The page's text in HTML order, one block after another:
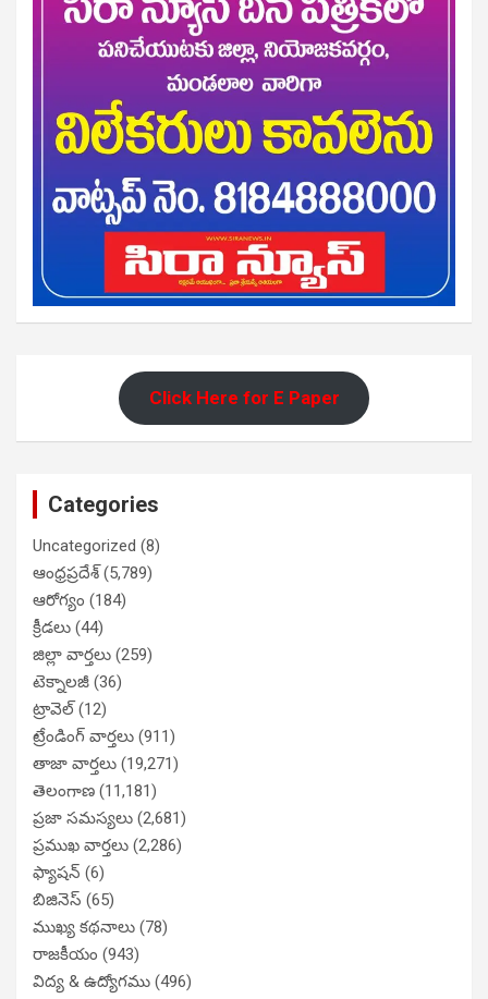
Click Here for E Paper
Categories
Uncategorized (8)
ఆంధ్రప్రదేశ్(5,789)
ఆరోగ్యం (184)
క్రీడలు (44)
జిల్లా వార్తలు (259)
టెక్నాలజీ (36)
ట్రావెల్(12)
ట్రేండింగ్ వార్తలు (911)
తాజా వార్తలు (19,271)
తెలంగాణ (11,181)
ప్రజా సమస్యలు (2,681)
ప్రముఖ వార్తలు (2,286)
ఫ్యాషన్ (6)
బిజినెస్ (65)
ముఖ్య కథనాలు (78)
రాజకీయం (943)
విద్య & ఉద్యోగము (496)